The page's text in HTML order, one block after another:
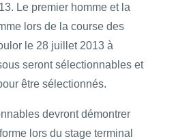
Le premier homme et la
lors de la course des
le 28 juillet 2013 à
seront sélectionnables et
être sélectionnés.
devront démontrer
lors du stage terminal